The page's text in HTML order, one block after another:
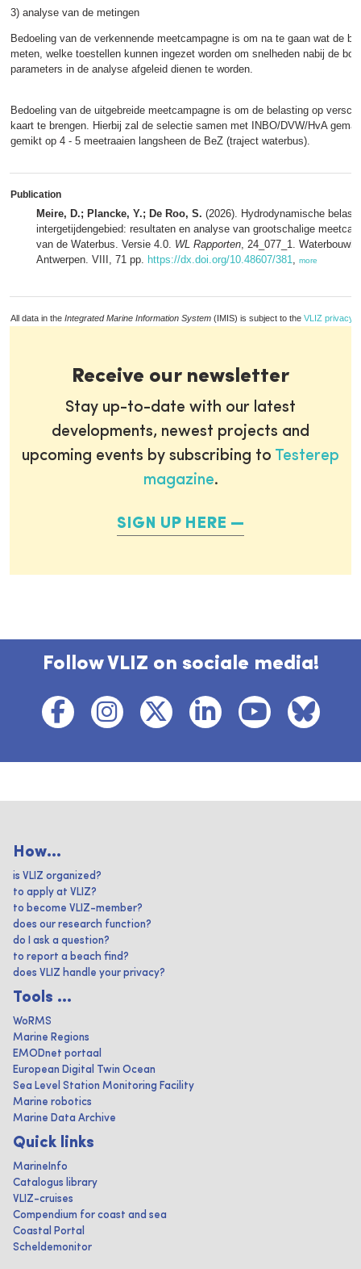
3) analyse van de metingen
Bedoeling van de verkennende meetcampagne is om na te gaan wat de
meten, welke toestellen kunnen ingezet worden om snelheden nabij de
parameters in de analyse afgeleid dienen te worden.
Bedoeling van de uitgebreide meetcampagne is om de belasting op
kaart te brengen. Hierbij zal de selectie samen met INBO/DVW/HvA
gemikt op 4 - 5 meetraaien langsheen de BeZ (traject waterbus).
Publication
Meire, D.; Plancke, Y.; De Roo, S. (2026). Hydrodynamische
intergetijdengebied: resultaten en analyse van grootschalige
van de Waterbus. Versie 4.0. WL Rapporten, 24_077_1.
Antwerpen. VIII, 71 pp. https://dx.doi.org/10.48607/381, more
All data in the Integrated Marine Information System (IMIS) is subject to the VLIZ privacy
Receive our newsletter
Stay up-to-date with our latest
developments, newest projects and
upcoming events by subscribing to Testerep
magazine.
SIGN UP HERE
Follow VLIZ on sociale media!
How...
is VLIZ organized?
to apply at VLIZ?
to become VLIZ-member?
does our research function?
do I ask a question?
to report a beach find?
does VLIZ handle your privacy?
Tools ...
WoRMS
Marine Regions
EMODnet portaal
European Digital Twin Ocean
Sea Level Station Monitoring Facility
Marine robotics
Marine Data Archive
Quick links
MarineInfo
Catalogus library
VLIZ-cruises
Compendium for coast and sea
Coastal Portal
Scheldemonitor